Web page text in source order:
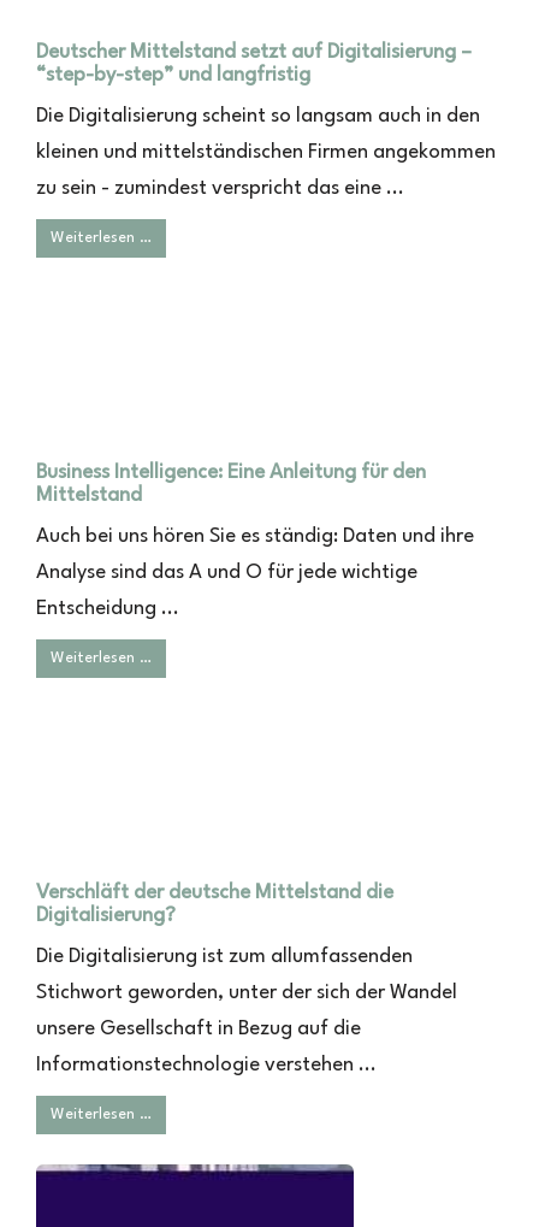
Deutscher Mittelstand setzt auf Digitalisierung –
“step-by-step” und langfristig
Die Digitalisierung scheint so langsam auch in den
kleinen und mittelständischen Firmen angekommen
zu sein - zumindest verspricht das eine ...
Weiterlesen …
Business Intelligence: Eine Anleitung für den
Mittelstand
Auch bei uns hören Sie es ständig: Daten und ihre
Analyse sind das A und O für jede wichtige
Entscheidung ...
Weiterlesen …
Verschläft der deutsche Mittelstand die
Digitalisierung?
Die Digitalisierung ist zum allumfassenden
Stichwort geworden, unter der sich der Wandel
unsere Gesellschaft in Bezug auf die
Informationstechnologie verstehen ...
Weiterlesen …